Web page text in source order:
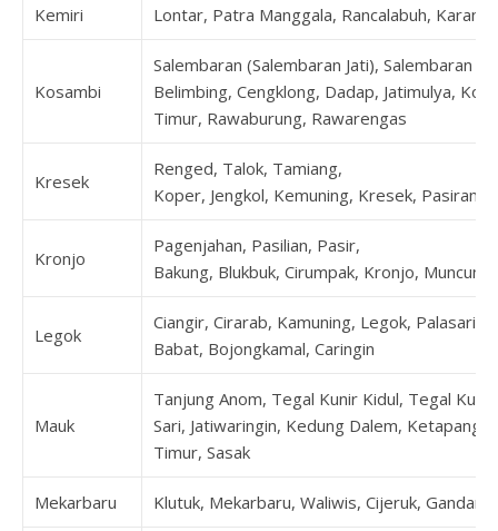
Kemiri Lontar, Patra Manggala, Rancalabuh,
Kosambi
Salembaran (Salembaran Jati), Salembaran
Belimbing, Cengklong, Dadap, Jatimulya,
Timur, Rawaburung, Rawarengas
Kresek
Renged, Talok, Tamiang,
Koper, Jengkol, Kemuning, Kresek,
Kronjo
Pagenjahan, Pasilian, Pasir,
Bakung, Blukbuk, Cirumpak, Kronjo,
Legok
Ciangir, Cirarab, Kamuning, Legok, Palasari,
Babat, Bojongkamal, Caringin
Mauk
Tanjung Anom, Tegal Kunir Kidul, Tegal
Sari, Jatiwaringin, Kedung Dalem, Ketapang,
Timur, Sasak
Mekarbaru Klutuk, Mekarbaru, Waliwis, Cijeruk,